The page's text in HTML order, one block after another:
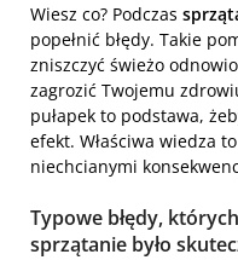
Wiesz co? Podczas
popełnić błędy. Takie
zniszczyć świeżo
zagrozić Twojemu
pułapek to podstawa,
efekt. Właściwa wiedza
niechcianymi
Typowe błędy,
sprzątanie było